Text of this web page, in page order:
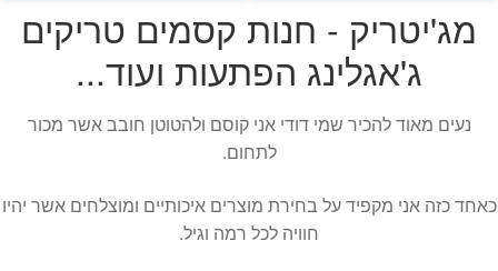
מג'יטריק - חנות קסמים טריקים
ג'אגלינג הפתעות ועוד...
נעים מאוד להכיר שמי דודי אני קוסם ולהטוטן חובב אשר מכור
לתחום.
כאחד כזה אני מקפיד על בחירת מוצרים איכותיים ומוצלחים אשר יהיו
חוויה לכל רמה וגיל.